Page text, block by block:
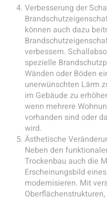
Verbesserung der
können auch dazu
verbessern.
spezielle
Wänden oder Böden
unerwünschten Lärm
im Gebäude zu
wenn mehrere
vorhanden sind oder
wird.
Ästhetische
Neben den
Trockenbau auch die
Erscheinungsbild
modernisieren. Mit